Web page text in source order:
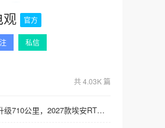
观 官方
私信
共 4.03K 篇
全系宁德电池，续航升级710公里，2027款埃安RT上市，9.98万元起售